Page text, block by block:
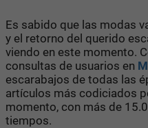
Es sabido que las modas
y el retorno del querido
viendo en este momento.
consultas de usuarios en
escarabajos de todas las
artículos más codiciados
momento, con más de
tiempos.